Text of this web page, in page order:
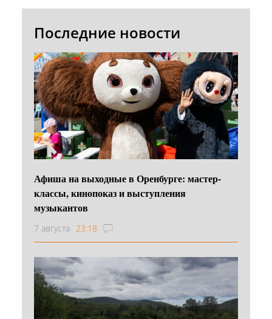
Последние новости
Афиша на выходные в Оренбурге: мастер-
классы, кинопоказ и выступления
музыкантов
7 августа 23:18